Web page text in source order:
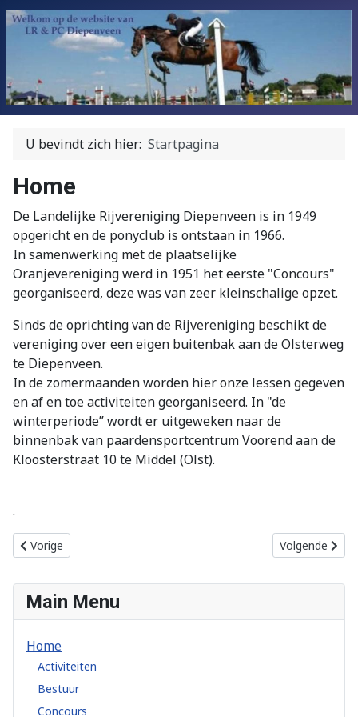
Main Menu
Home
Activiteiten
Bestuur
Concours
U bevindt zich hier: Startpagina
Home
De Landelijke Rijvereniging Diepenveen is in 1949
opgericht en de ponyclub is ontstaan in 1966.
In samenwerking met de plaatselijke
Oranjevereniging werd in 1951 het eerste "Concours"
georganiseerd, deze was van zeer kleinschalige opzet.
Sinds de oprichting van de Rijvereniging beschikt de
vereniging over een eigen buitenbak aan de Olsterweg
te Diepenveen.
In de zomermaanden worden hier onze lessen gegeven
en af en toe activiteiten georganiseerd. In "de
winterperiode” wordt er uitgeweken naar de
binnenbak van paardensportcentrum Voorend aan de
Kloosterstraat 10 te Middel (Olst).
.
Vorig artikel: Lidmaatschap
Vorige Volgende
Volgende